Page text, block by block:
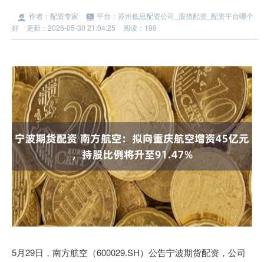
作者：配资专家
平台：苏州低息配资公司_股指配资_配资平台哪个
好
更新：2026-05-30 21:04:25 阅读：199
5月29日，南方航空（600029.SH）公告宁波期货配资，公司